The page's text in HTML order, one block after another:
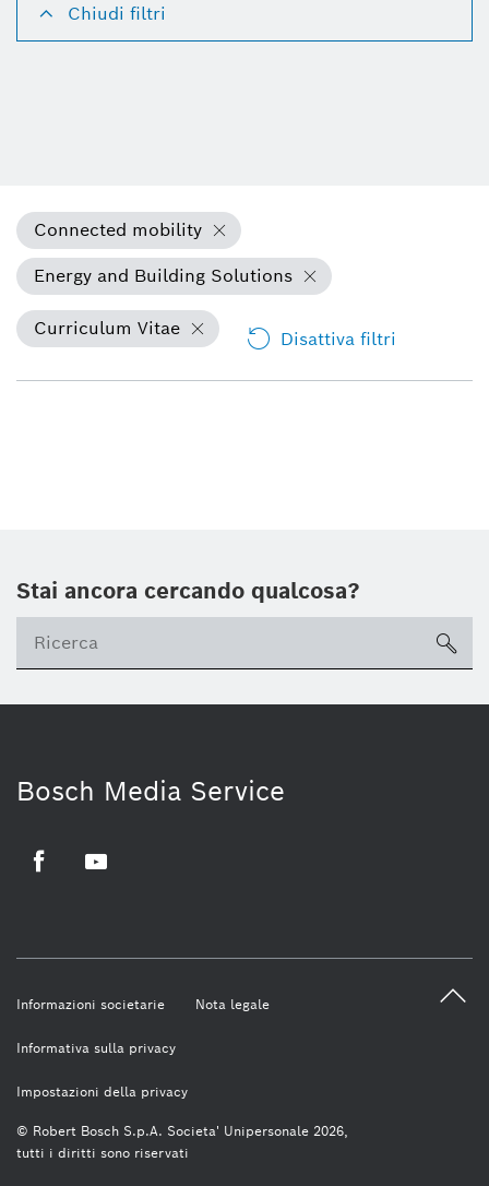
Chiudi filtri
Connected mobility
Energy and Building Solutions
Curriculum Vitae Disattiva filtri
Stai ancora cercando qualcosa?
Bosch Media Service
© Robert Bosch S.p.A. Societa' Unipersonale 2026,
tutti i diritti sono riservati
Informazioni societarie Nota legale
Informativa sulla privacy
Impostazioni della privacy